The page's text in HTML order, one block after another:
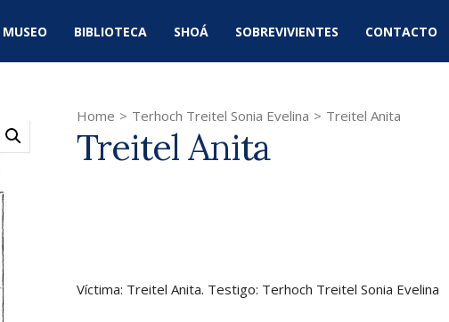
MUSEO BIBLIOTECA SHOÁ SOBREVIVIENTES CONTACTO
Home > Terhoch Treitel Sonia Evelina > Treitel Anita
Treitel Anita
Víctima: Treitel Anita. Testigo: Terhoch Treitel Sonia Evelina